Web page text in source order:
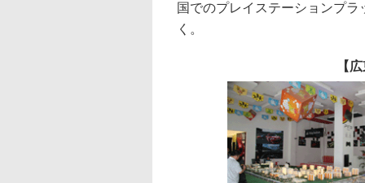
国でのプレイステーションプ
く。
【